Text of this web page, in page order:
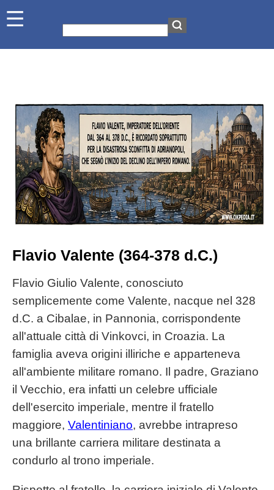
Flavio Valente (364-378 d.C.)
Flavio Giulio Valente, conosciuto
semplicemente come Valente, nacque nel 328
d.C. a Cibalae, in Pannonia, corrispondente
all'attuale città di Vinkovci, in Croazia. La
famiglia aveva origini illiriche e apparteneva
all'ambiente militare romano. Il padre, Graziano
il Vecchio, era infatti un celebre ufficiale
dell'esercito imperiale, mentre il fratello
maggiore, Valentiniano, avrebbe intrapreso
una brillante carriera militare destinata a
condurlo al trono imperiale.